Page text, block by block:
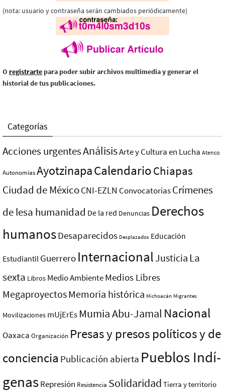
(nota: usuario y contraseña serán cambiados periódicamente)
O registrarte para poder subir archivos multimedia y generar el
historial de tus publicaciones.
Categorías
Acciones urgentesAnálisisArte y Cultura en Lucha Atenco
AutonomíasAyotzinapaCalendarioChiapas
Ciudad de MéxicoCNI-EZLN ConvocatoriasCrímenes
de lesa humanidad De la red Denuncias Derechos
humanosDesaparecidos Desplazados Educación
Estudiantil Guerrero InternacionalJusticia La
sexta Libros Medio AmbienteMedios Libres
MegaproyectosMemoria histórica Michoacán Migrantes
Movilizaciones mUjErEs Mumia Abu-Jamal Nacional
Oaxaca Organización Presas y presos polí­ticos y de
conciencia Publicación abierta Pueblos Indí­
genasRepresión Resistencia Solidaridad Tierra y territorio